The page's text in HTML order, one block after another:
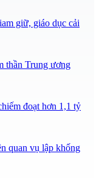
giữ, giáo dục cải
thần Trung ương
đoạt hơn 1,1 tỷ
quan vụ lập khống